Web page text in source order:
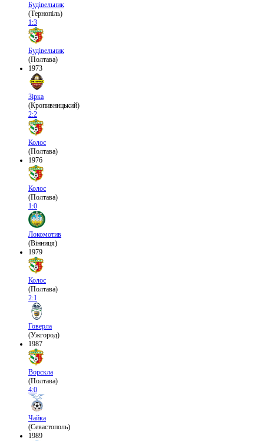
Будівельник
(Тернопіль)
1:3
Будівельник
(Полтава)
1973
Зірка
(Кропивницький)
2:2
Колос
(Полтава)
1976
Колос
(Полтава)
1:0
Локомотив
(Вінниця)
1979
Колос
(Полтава)
2:1
Говерла
(Ужгород)
1987
Ворскла
(Полтава)
4:0
Чайка
(Севастополь)
1989